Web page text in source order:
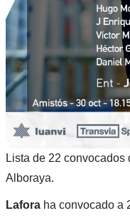
Lista de 22 convocados
Alboraya.
Laforaha convocado a